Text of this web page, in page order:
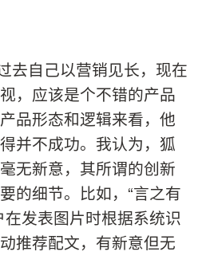
去自己以营销见长，现在
，应该是个不错的产品
品形态和逻辑来看，他
并不成功。我认为，狐
无新意，其所谓的创新
的细节。比如，“言之有
发表图片时根据系统识
推荐配文，有新意但无